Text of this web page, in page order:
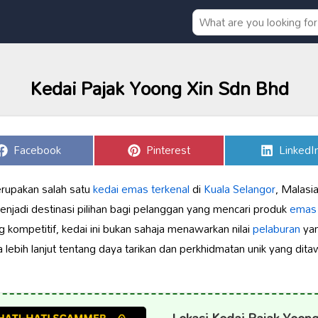
Kedai Pajak Yoong Xin Sdn Bhd
Share
on
Facebook Share
on
Pinterest Share
on
salah satukedai emas terkenaldiKuala Selangor,
destinasi pilihan bagi pelanggan yang mencari produk
kedai ini bukan sahaja menawarkan nilaipelaburan
lanjut tentang daya tarikan dan perkhidmatan unik yang